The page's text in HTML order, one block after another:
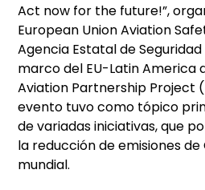
Act now for the future!”,
European Union Aviation
Agencia Estatal de
marco del EU-Latin America
Aviation Partnership Project
evento tuvo como tópico
de variadas iniciativas, que
la reducción de emisiones de
mundial.